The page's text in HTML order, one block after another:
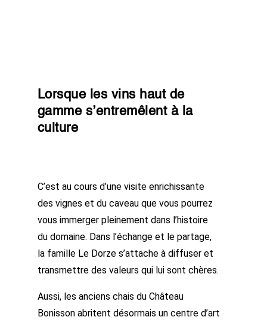
Lorsque les vins haut de
gamme s’entremêlent à la
culture
C’est au cours d’une visite enrichissante
des vignes et du caveau que vous pourrez
vous immerger pleinement dans l’histoire
du domaine. Dans l’échange et le partage,
la famille Le Dorze s’attache à diffuser et
transmettre des valeurs qui lui sont chères.
Aussi, les anciens chais du Château
Bonisson abritent désormais un centre d’art